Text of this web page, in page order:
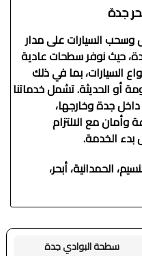
جدة
السيارات على مدار
حيث نوفر سطحات عادية
السيارات، بما في ذلك
أو الحديثة. تشمل خدماتنا
جدة وخارجها،
مع الالتزام
بدء الخدمة.
الحمدانية، أبحر،
سطحة البوادي جدة